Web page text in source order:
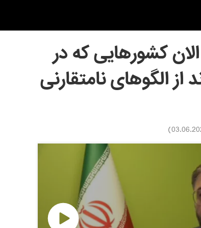
کشورهایی که در
از الگوهای نامتقارنی
)